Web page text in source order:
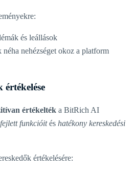
és leállások
nehézséget okoz a platform
értékelése
értékelték a BitRich AI
fejlett funkcióités hatékony kereskedési
értékelésére: